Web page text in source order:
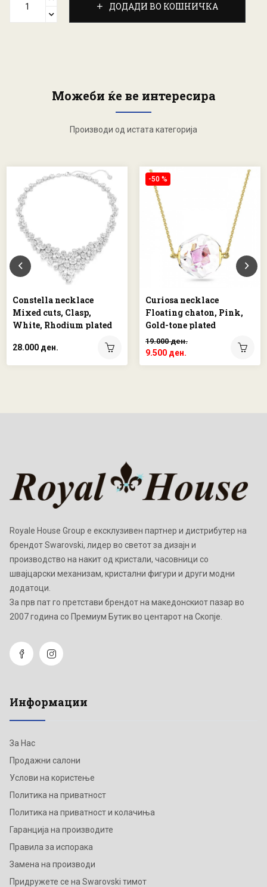
ДОДАДИ ВО КОШНИЧКА
Можеби ќе ве интересира
Производи од истата категорија
Constella necklace
Mixed cuts, Clasp,
White, Rhodium plated
28.000 ден.
-50 %
Curiosa necklace
Floating chaton, Pink,
Gold-tone plated
19.000 ден.
9.500 ден.
Royale House Group е ексклузивен партнер и дистрибутер на
брендот Swarovski, лидер во светот за дизајн и
производство на накит од кристали, часовници со
швајцарски механизам, кристални фигури и други модни
додатоци.
Зa прв пат го претстави брендот на македонскиот пазар во
2007 година со Премиум Бутик во центарот на Скопје.
Информации
За Нас
Продажни салони
Услови на користење
Политика на приватност
Политика на приватност и колачиња
Гаранција на производите
Правила за испорака
Замена на производи
Придружете се на Swarovski тимот